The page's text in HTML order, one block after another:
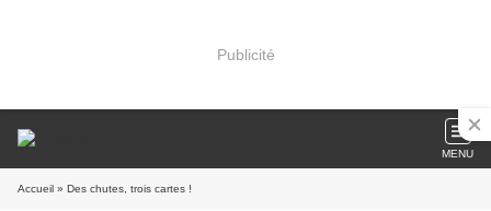
Publicité
MENU
Accueil » Des chutes, trois cartes !